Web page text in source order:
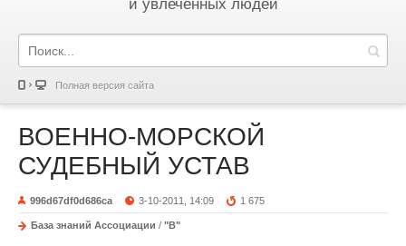
и увлечённых людей
Полная версия сайта
ВОЕННО-МОРСКОЙ
СУДЕБНЫЙ УСТАВ
996d67df0d686ca 3-10-2011, 14:09 1 675
База знаний Ассоциации / "В"